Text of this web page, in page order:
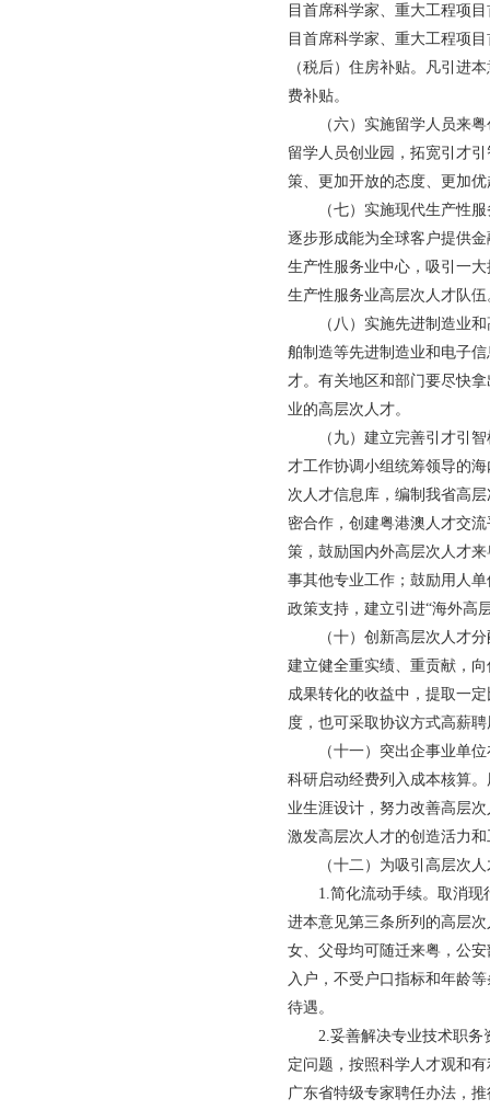
目首席科学家、重大工程项
目首席科学家、重大工程项
（税后）住房补贴。凡引进
费补贴。
（六）实施留学人员来粤
留学人员创业园，拓宽引才
策、更加开放的态度、更加
（七）实施现代生产性服
逐步形成能为全球客户提供
生产性服务业中心，吸引一
生产性服务业高层次人才队伍
（八）实施先进制造业和
舶制造等先进制造业和电子
才。有关地区和部门要尽快
业的高层次人才。
（九）建立完善引才引智
才工作协调小组统筹领导的
次人才信息库，编制我省高
密合作，创建粤港澳人才交
策，鼓励国内外高层次人才
事其他专业工作；鼓励用人
政策支持，建立引进“海外高
（十）创新高层次人才分
建立健全重实绩、重贡献，
成果转化的收益中，提取一
度，也可采取协议方式高薪
（十一）突出企事业单位
科研启动经费列入成本核算
业生涯设计，努力改善高层
激发高层次人才的创造活力
（十二）为吸引高层次人
1.简化流动手续。取消现行
进本意见第三条所列的高层
女、父母均可随迁来粤，公
入户，不受户口指标和年龄
待遇。
2.妥善解决专业技术职务资
定问题，按照科学人才观和
广东省特级专家聘任办法，